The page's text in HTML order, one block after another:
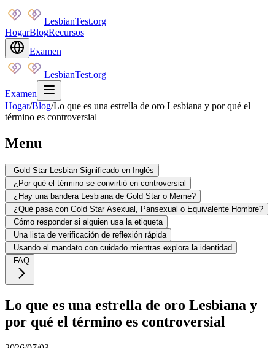
LesbianTest.org
HogarBlogRecursos
Examen
LesbianTest.org
Examen
Hogar/Blog/Lo que es una estrella de oro Lesbiana y por qué el
término es controversial
Menu
Gold Star Lesbian Significado en Inglés
¿Por qué el término se convirtió en controversial
¿Hay una bandera Lesbiana de Gold Star o Meme?
¿Qué pasa con Gold Star Asexual, Pansexual o Equivalente Hombre?
Cómo responder si alguien usa la etiqueta
Una lista de verificación de reflexión rápida
Usando el mandato con cuidado mientras explora la identidad
FAQ
Lo que es una estrella de oro Lesbiana y
por qué el término es controversial